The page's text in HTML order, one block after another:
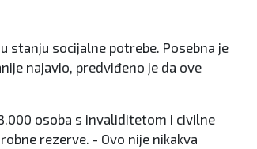
stanju socijalne potrebe. Posebna je
najavio, predviđeno je da ove
osoba s invaliditetom i civilne
rezerve. - Ovo nije nikakva